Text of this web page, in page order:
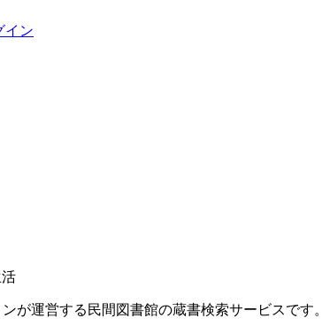
イン
が運営する民間図書館の蔵書検索サービスです。